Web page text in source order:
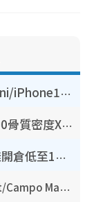
豐澤優惠勁減低至44折！Mac mini/iPhone17Pro大減價！廚房家電$220起
港大推賽馬會強化骨骼計劃！$100骨質密度X光檢查 完成免費運動訓練送超市禮券！附參加資格
開倉優惠 | 尖沙咀海港城名牌波鞋開倉低至1折！On鞋$899起／Joy&Peace鞋履$98起
開倉優惠｜銅鑼灣時代廣場Doughnut/Campo Marzio開倉低至1折！背囊、書包、手袋劈價$200起